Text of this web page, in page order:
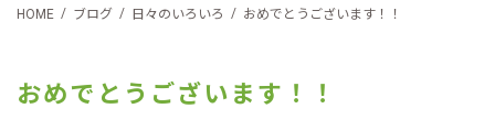
HOME / ブログ / 日々のいろいろ / おめでとうございます！！
おめでとうございます！！